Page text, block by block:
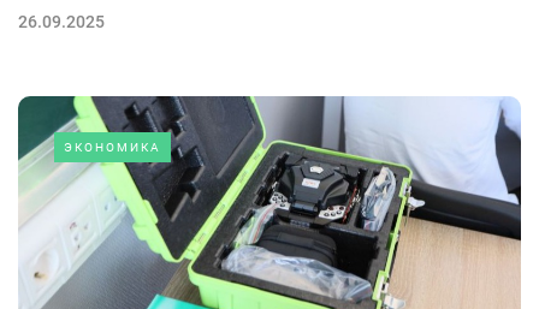
26.09.2025
ЭКОНОМИКА